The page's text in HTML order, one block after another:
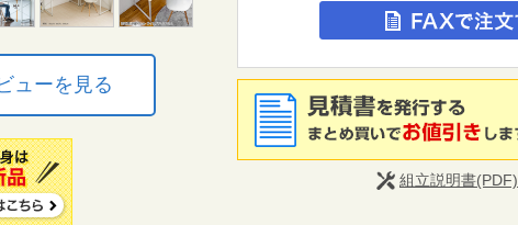
ューを見る
組立説明書(PDF)